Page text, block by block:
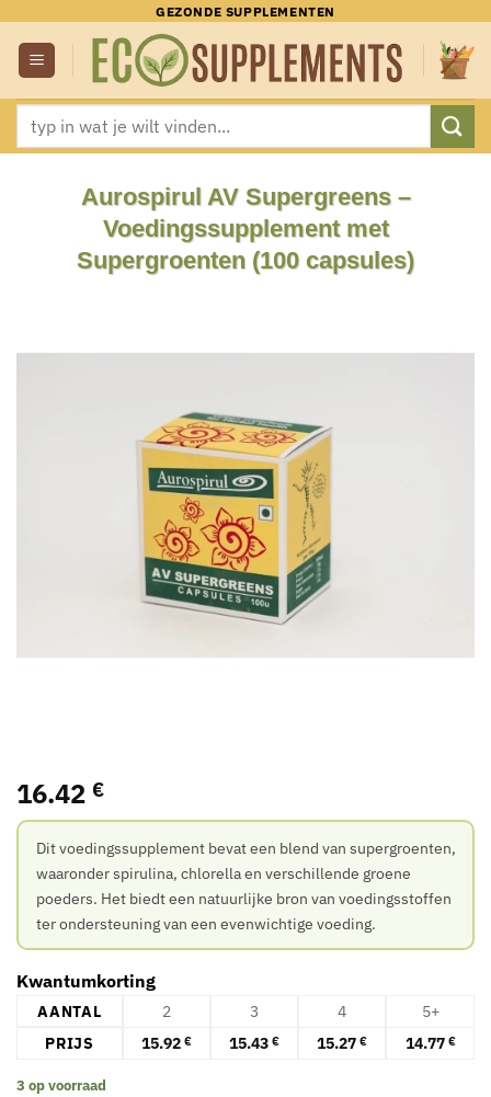
naar
inhoud
GEZONDE SUPPLEMENTEN
Zoeken
naar:
Aurospirul AV Supergreens –
Voedingssupplement met
Supergroenten (100 capsules)
16.42 €
Dit voedingssupplement bevat een blend van supergroenten,
waaronder spirulina, chlorella en verschillende groene
poeders. Het biedt een natuurlijke bron van voedingsstoffen
ter ondersteuning van een evenwichtige voeding.
Kwantumkorting
AANTAL 2 3 4
5+
PRIJS
15.92 € 15.43 € 15.27 € 14.77 €
3 op voorraad